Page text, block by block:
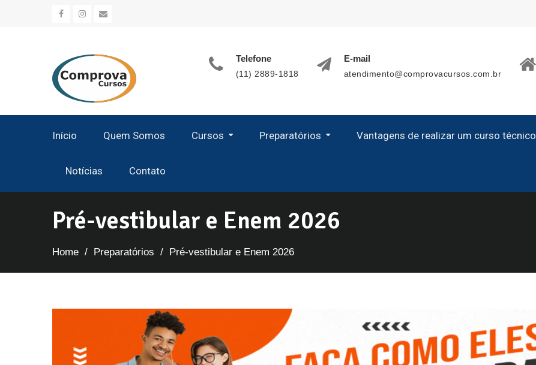
Telefone
(11) 2889-1818
E-mail
atendimento@comprovacursos.com.br
Início Quem Somos Cursos Preparatórios Vantagens de realizar um curso técnico
Notícias Contato
Pré-vestibular e Enem 2026
Home Preparatórios Pré-vestibular e Enem 2026